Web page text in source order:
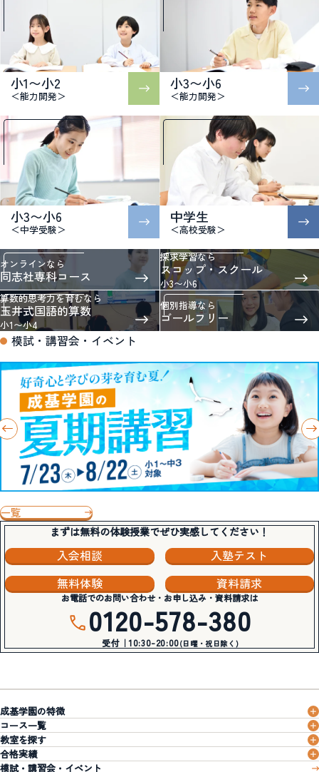
小1〜小2
＜能力開発＞
小3〜小6
＜能力開発＞
小3〜小6
＜中学受験＞
中学生
＜高校受験＞
オンラインなら
同志社専科コース
探求学習なら
スコップ・スクール
小3〜小6
算数的思考力を育むなら
玉井式国語的算数
小1〜小4
個別指導なら
ゴールフリー
模試・講習会・イベント
一覧
まずは無料の体験授業でぜひ実感してください！
入会相談
入塾テスト
無料体験
資料請求
お電話でのお問い合わせ・お申し込み・資料請求は
0120-578-380
受付｜10:30-20:00(日曜・祝日除く)
成基学園の特徴
コース一覧
教室を探す
合格実績
模試・講習会・イベント